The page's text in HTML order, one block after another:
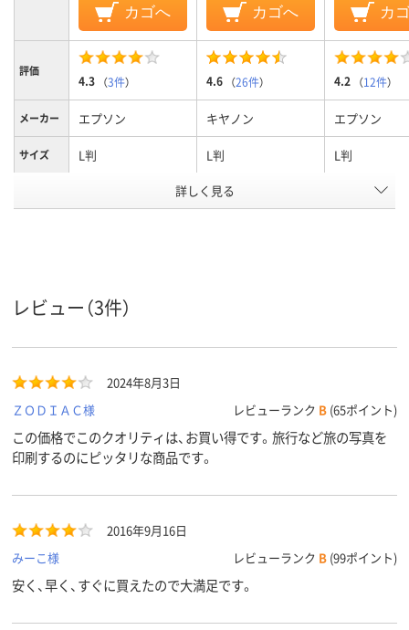
カゴへ カゴへ カ
評価
4.3 （3件） 4.6 （26件） 4.2 （12件）
メーカー エプソン キヤノン エプソン
サイズ L判 L判 L判
印画紙タイプ 印画紙タイプ
商品環境
スコア
詳しく見る
レビュー（3件）
2024年8月3日
ＺＯＤＩＡＣ様
レビューランク B (65ポイント)
この価格でこのクオリティは、お買い得です。旅行など旅の写真を
印刷するのにピッタリな商品です。
2016年9月16日
みーこ様
レビューランク B (99ポイント)
安く、早く、すぐに買えたので大満足です。